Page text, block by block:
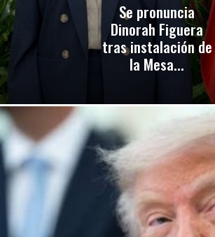
Se pronuncia
Dinorah Figuera
tras instalación de
la Mesa...